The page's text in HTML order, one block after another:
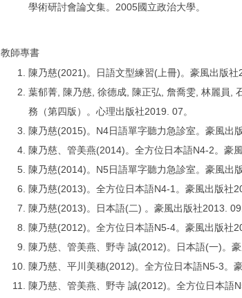
學術研討會論文集。2005國立政治大學。
教師專書
陳乃慈(2021)。日語文型練習(上冊)。豪風出版
葉郁菁, 陳乃慈, 徐德成, 陳正弘, 詹喬雯, 林麗員,
務（第四版）。心理出版社2019. 07。
陳乃慈(2015)。N4日語單字聽力急診室。豪風出
陳乃慈、管美燕(2014)。全方位日本語N4-2。豪
陳乃慈(2014)。N5日語單字聽力急診室。豪風出
陳乃慈(2013)。全方位日本語N4-1。豪風出版社
陳乃慈(2013)。日本語(二) 。豪風出版社2013. 09
陳乃慈(2012)。全方位日本語N5-4。豪風出版社
陳乃慈、管美燕、野寺 誠(2012)。日本語(一)。豪
陳乃慈、平川美穗(2012)。全方位日本語N5-3。
陳乃慈、管美燕、野寺 誠(2012)。全方位日本語